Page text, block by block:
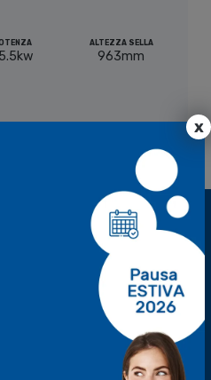
ALTEZZA SELLA
963mm
con KTM, da K-Torino.
e offriamo una gamma
prestazione. Unisciti a noi e
x